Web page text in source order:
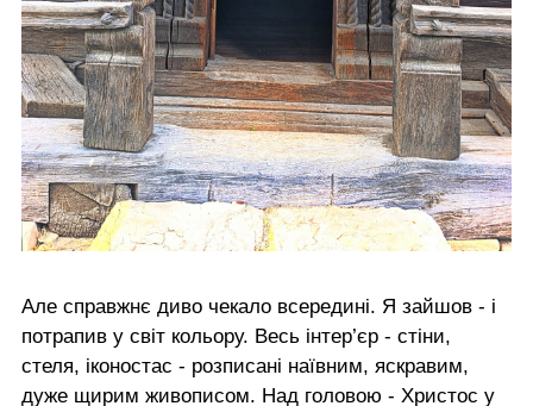
Але справжнє диво чекало всередині. Я зайшов - і
потрапив у світ кольору. Весь інтер’єр - стіни,
стеля, іконостас - розписані наївним, яскравим,
дуже щирим живописом. Над головою - Христос у